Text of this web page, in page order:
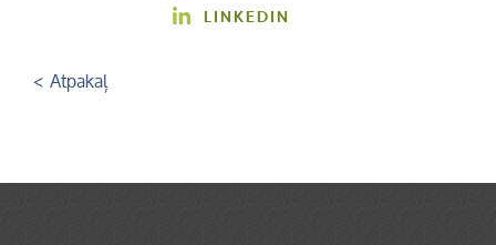
LINKEDIN
< Atpakaļ